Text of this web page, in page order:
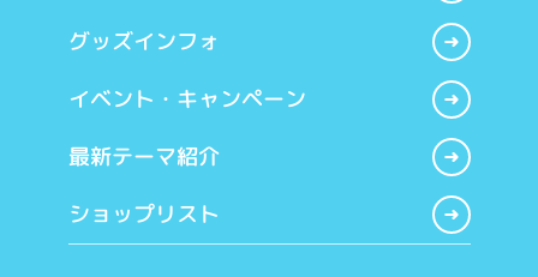
グッズインフォ
イベント・キャンペーン
最新テーマ紹介
ショップリスト